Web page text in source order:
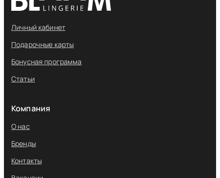
Личный кабинет
Подарочные карты
Бонусная программа
Статьи
Компания
О нас
Бренды
Контакты